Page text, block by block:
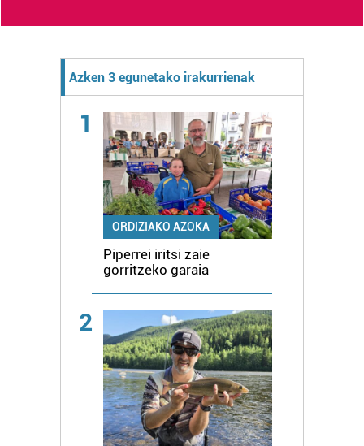
Azken 3 egunetako irakurrienak
1
ORDIZIAKO AZOKA
Piperrei iritsi zaie
gorritzeko garaia
2